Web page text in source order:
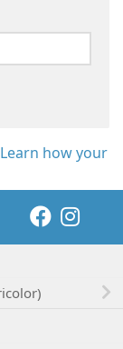
Learn how your